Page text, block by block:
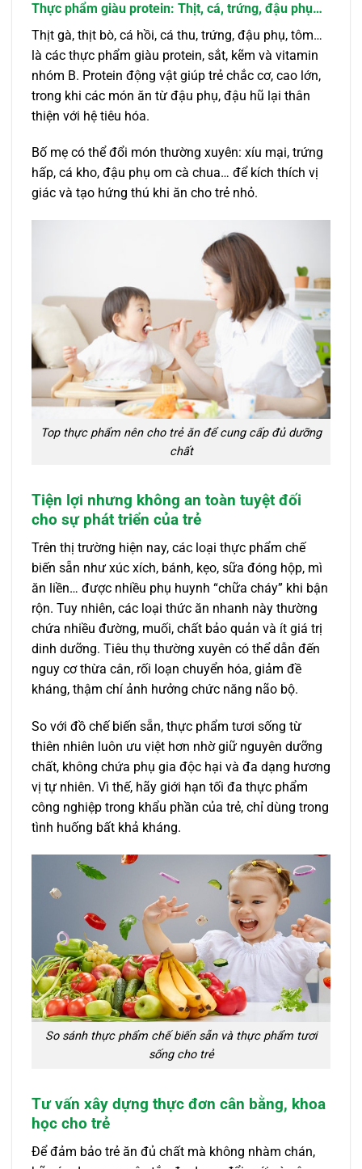
Thực phẩm giàu protein: Thịt, cá, trứng, đậu phụ…
Thịt gà, thịt bò, cá hồi, cá thu, trứng, đậu phụ, tôm…
là các thực phẩm giàu protein, sắt, kẽm và vitamin
nhóm B. Protein động vật giúp trẻ chắc cơ, cao lớn,
trong khi các món ăn từ đậu phụ, đậu hũ lại thân
thiện với hệ tiêu hóa.
Bố mẹ có thể đổi món thường xuyên: xíu mại, trứng
hấp, cá kho, đậu phụ om cà chua… để kích thích vị
giác và tạo hứng thú khi ăn cho trẻ nhỏ.
Top thực phẩm nên cho trẻ ăn để cung cấp đủ dưỡng
chất
Tiện lợi nhưng không an toàn tuyệt đối
cho sự phát triển của trẻ
Trên thị trường hiện nay, các loại thực phẩm chế
biến sẵn như xúc xích, bánh, kẹo, sữa đóng hộp, mì
ăn liền… được nhiều phụ huynh “chữa cháy” khi bận
rộn. Tuy nhiên, các loại thức ăn nhanh này thường
chứa nhiều đường, muối, chất bảo quản và ít giá trị
dinh dưỡng. Tiêu thụ thường xuyên có thể dẫn đến
nguy cơ thừa cân, rối loạn chuyển hóa, giảm đề
kháng, thậm chí ảnh hưởng chức năng não bộ.
So với đồ chế biến sẵn, thực phẩm tươi sống từ
thiên nhiên luôn ưu việt hơn nhờ giữ nguyên dưỡng
chất, không chứa phụ gia độc hại và đa dạng hương
vị tự nhiên. Vì thế, hãy giới hạn tối đa thực phẩm
công nghiệp trong khẩu phần của trẻ, chỉ dùng trong
tình huống bất khả kháng.
So sánh thực phẩm chế biến sẵn và thực phẩm tươi
sống cho trẻ
Tư vấn xây dựng thực đơn cân bằng, khoa
học cho trẻ
Để đảm bảo trẻ ăn đủ chất mà không nhàm chán,